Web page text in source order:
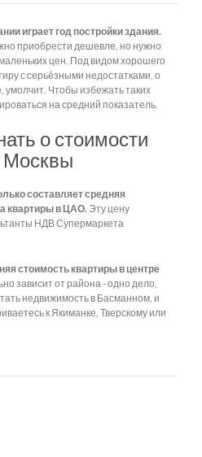
играет год постройки здания.
приобрести дешевле, но нужно
цен. Под видом хорошего
с серьёзными недостатками, о
умолчит. Чтобы избежать таких
на средний показатель.
о стоимости
Москвы
составляет средняя
квартиры в ЦАО. Эту цену
НДВ Супермаркета
стоимость квартиры в центре
зависит от района - одно дело,
недвижимость в Басманном, и
к Якиманке, Тверскому или